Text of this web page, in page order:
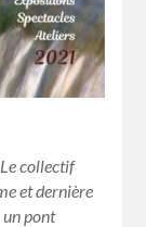
collectif
et dernière
un pont